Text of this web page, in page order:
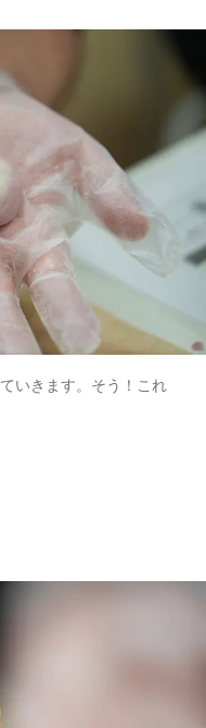
いきます。そう！これ